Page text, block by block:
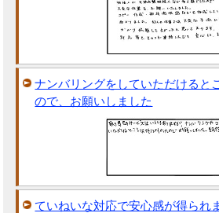
ナンバリングをしていただけると
ので、お願いしました
ていねいな対応で安心感が得られ